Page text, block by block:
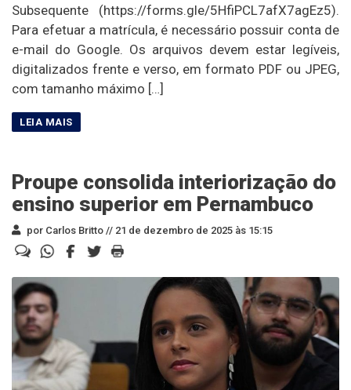
Subsequente (https://forms.gle/5HfiPCL7afX7agEz5).
Para efetuar a matrícula, é necessário possuir conta de
e-mail do Google. Os arquivos devem estar legíveis,
digitalizados frente e verso, em formato PDF ou JPEG,
com tamanho máximo […]
Proupe consolida interiorização do
ensino superior em Pernambuco
por Carlos Britto // 21 de dezembro de 2025 às 15:15